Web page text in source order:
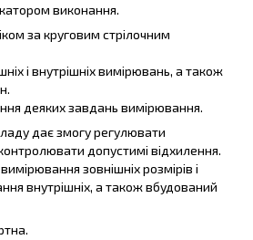
виконання.
за круговим стрілочним
і внутрішніх вимірювань, а також
деяких завдань вимірювання.
дає змогу регулювати
допустимі відхилення.
зовнішніх розмірів і
внутрішніх, а також вбудований